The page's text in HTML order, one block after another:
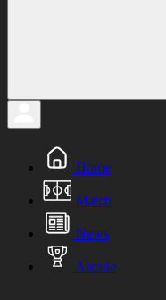
Home
Match
News
Arcade